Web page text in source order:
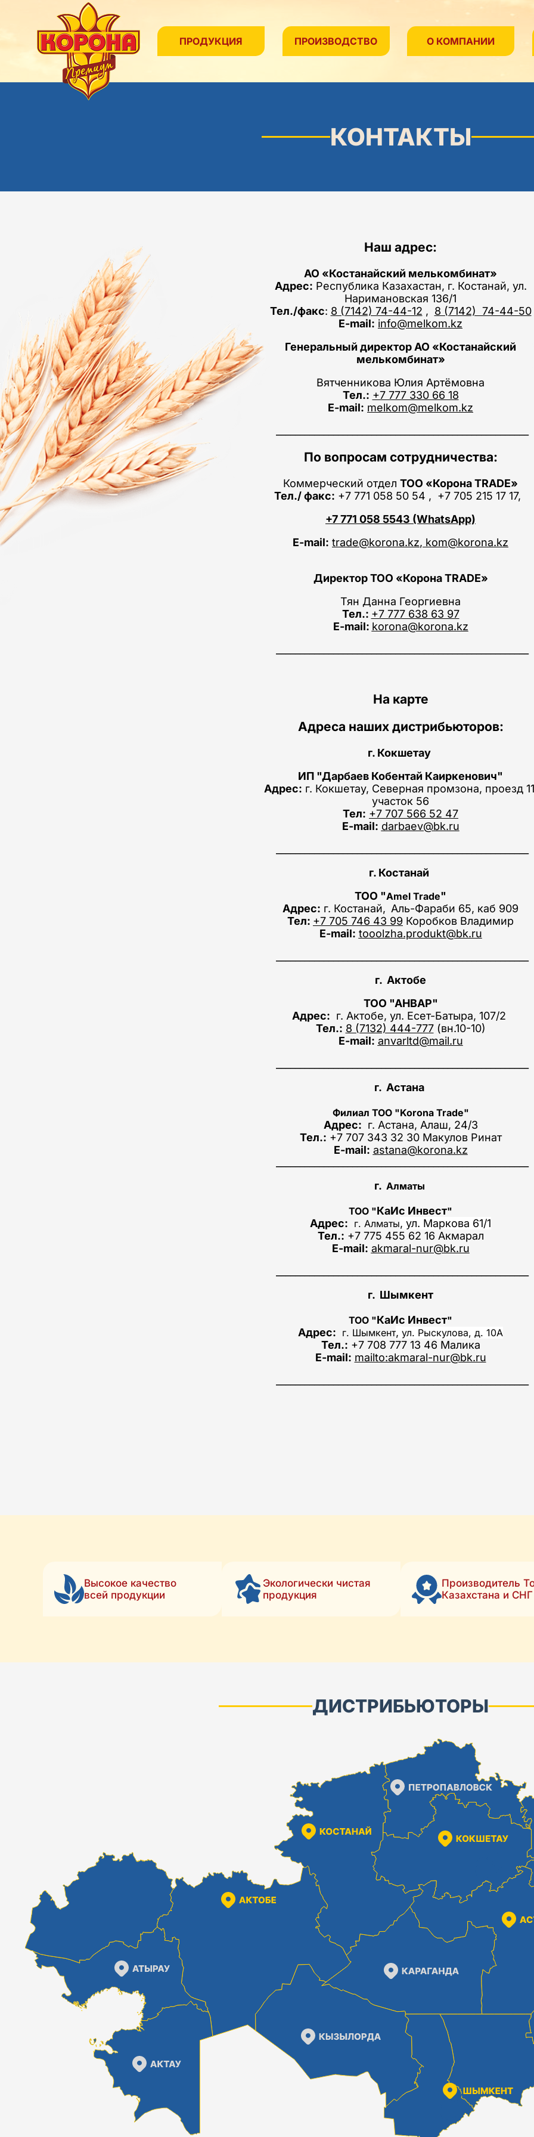
ПРОДУКЦИЯ ПРОИЗВОДСТВО О КОМПАНИИ
КОНТАКТЫ
Наш адрес:
АО «Костанайский мелькомбинат»
Адрес: Республика Казахастан, г. Костанай, ул.
Наримановская 136/1
Тел./факс: 8 (7142) 74-44-12 , 8 (7142) 74-44-50
E-mail: info@melkom.kz
Генеральный директор АО «Костанайский
мелькомбинат»
Вятченникова Юлия Артёмовна
Тел.: +7 777 330 66 18
E-mail: melkom@melkom.kz
По вопросам сотрудничества:
Коммерческий отдел ТОО «Корона TRADE»
Тел./ факс: +7 771 058 50 54 , +7 705 215 17 17,
+7 771 058 5543 (WhatsApp)
E-mail: trade@korona.kz, kom@korona.kz
Директор ТОО «Корона TRADE»
Тян Данна Георгиевна
Тел.: +7 777 638 63 97
E-mail: korona@korona.kz
На карте
Адреса наших дистрибьюторов:
г. Кокшетау
ИП "Дарбаев Кобентай Каиркенович"
Адрес: г. Кокшетау, Северная промзона, проезд
участок 56
Тел: +7 707 566 52 47
E-mail: darbaev@bk.ru
г. Костанай
ТОО "Amel Trade"
Адрес: г. Костанай, Аль-Фараби 65, каб 909
Тел: +7 705 746 43 99 Коробков Владимир
E-mail: tooolzha.produkt@bk.ru
г. Актобе
ТОО "АНВАР"
Адрес: г. Актобе, ул. Есет-Батыра, 107/2
Тел.: 8 (7132) 444-777(вн.10-10)
E-mail: anvarltd@mail.ru
г. Астана
Филиал ТОО "Korona Trade"
Адрес: г. Астана, Алаш, 24/3
Тел.: +7 707 343 32 30 Макулов Ринат
E-mail: astana@korona.kz
г. Алматы
ТОО "КаИс Инвест"
Адрес: г. Алматы, ул. Маркова 61/1
Тел.: +7 775 455 62 16 Акмарал
E-mail: akmaral-nur@bk.ru
г. Шымкент
ТОО "КаИс Инвест"
Адрес: г. Шымкент, ул. Рыскулова, д. 10А
Тел.: +7 708 777 13 46 Малика
E-mail: mailto:akmaral-nur@bk.ru
Высокое качество
всей продукции
Экологически чистая
продукция
Производитель
Казахстана и СНГ
ДИСТРИБЬЮТОРЫ